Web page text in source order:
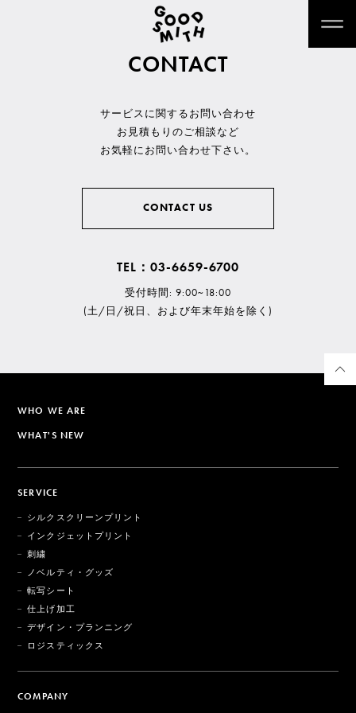
CONTACT
サービスに関するお問い合わせ
お見積もりのご相談など
お気軽にお問い合わせ下さい。
CONTACT US
TEL：03-6659-6700
受付時間: 9:00~18:00
(土/日/祝日、および年末年始を除く)
WHO WE ARE
WHAT'S NEW
SERVICE
シルクスクリーンプリント
インクジェットプリント
刺繍
ノベルティ・グッズ
転写シート
仕上げ加工
デザイン・プランニング
ロジスティックス
COMPANY